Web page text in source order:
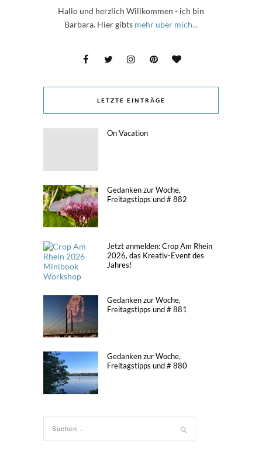
Hallo und herzlich Willkommen - ich bin
Barbara. Hier gibts mehr über mich...
LETZTE EINTRÄGE
On Vacation
Gedanken zur Woche,
Freitagstipps und # 882
Jetzt anmelden: Crop Am Rhein
2026, das Kreativ-Event des
Jahres!
Gedanken zur Woche,
Freitagstipps und # 881
Gedanken zur Woche,
Freitagstipps und # 880